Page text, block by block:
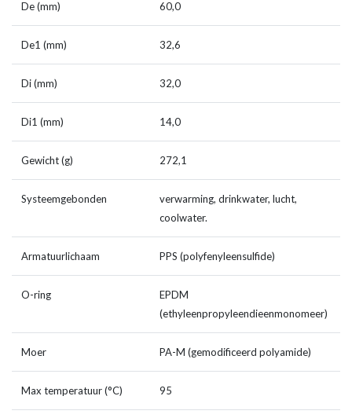
De (mm) 60,0
De1 (mm) 32,6
Di (mm) 32,0
Di1 (mm) 14,0
Gewicht (g) 272,1
Systeemgebonden
verwarming, drinkwater, lucht,
coolwater.
Armatuurlichaam PPS (polyfenyleensulfide)
O-ring
EPDM
(ethyleenpropyleendieenmonomeer)
Moer PA-M (gemodificeerd polyamide)
Max temperatuur (°C) 95